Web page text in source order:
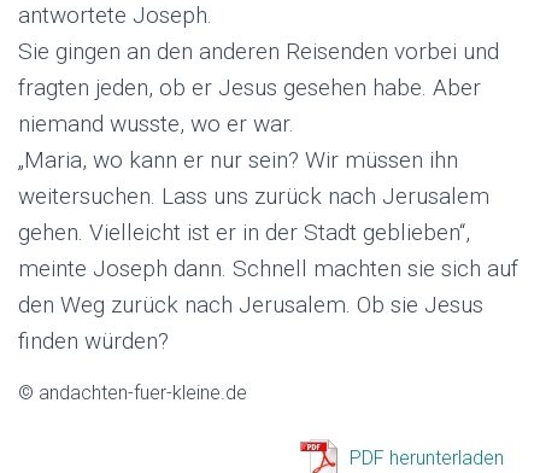
antwortete Joseph.
Sie gingen an den anderen Reisenden vorbei und
fragten jeden, ob er Jesus gesehen habe. Aber
niemand wusste, wo er war.
„Maria, wo kann er nur sein? Wir müssen ihn
weitersuchen. Lass uns zurück nach Jerusalem
gehen. Vielleicht ist er in der Stadt geblieben“,
meinte Joseph dann. Schnell machten sie sich auf
den Weg zurück nach Jerusalem. Ob sie Jesus
finden würden?
© andachten-fuer-kleine.de
PDF herunterladen